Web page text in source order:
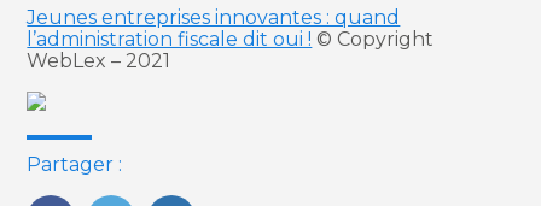
Jeunes entreprises innovantes : quand
l’administration fiscale dit oui ! © Copyright
WebLex – 2021
Partager :